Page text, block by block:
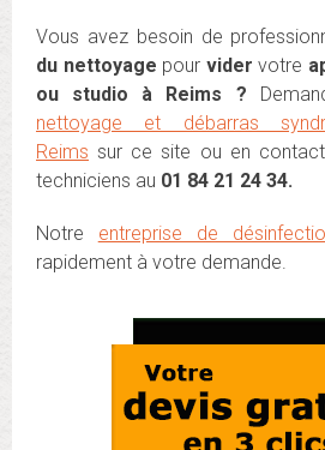
Vous avez besoin de
du nettoyage pour vider votre
ou studio à Reims ?
nettoyage et débarras
Reims sur ce site ou en
techniciens au 01 84 21 24 34.
Notre entreprise de
rapidement à votre demande.